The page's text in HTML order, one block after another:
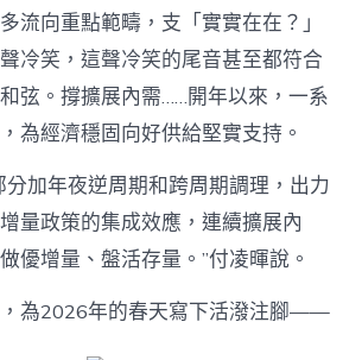
流向重點範疇，支「實實在在？」
冷笑，這聲冷笑的尾音甚至都符合
弦。撐擴展內需……開年以來，一系
為經濟穩固向好供給堅實支持。
分加年夜逆周期和跨周期調理，出力
量政策的集成效應，連續擴展內
優增量、盤活存量。”付凌暉說。
為2026年的春天寫下活潑注腳——